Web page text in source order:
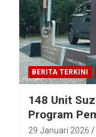
BERITA TERKINI
148 Unit
Program
29 Januari 2026